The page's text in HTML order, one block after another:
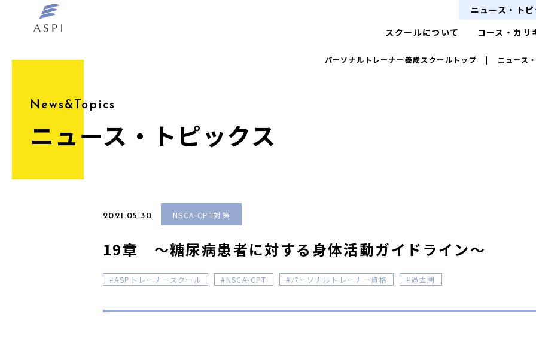
ニュース・ト
スクールについて
コース・カリ
パーソナルトレーナー養成スクールトップ | ニュース
News&Topics
ニュース・トピックス
2021.05.30 NSCA-CPT対策
19章 〜糖尿病患者に対する身体活動ガイドライン〜
ASPトレーナースクール NSCA-CPT パーソナルトレーナー資格 過去問